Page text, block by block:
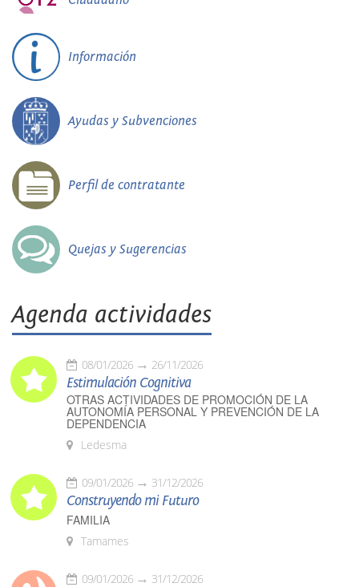
Información
Ayudas y Subvenciones
Perfil de contratante
Quejas y Sugerencias
Agenda actividades
08/01/2026 26/11/2026
Estimulación Cognitiva
OTRAS ACTIVIDADES DE PROMOCIÓN DE LA
AUTONOMÍA PERSONAL Y PREVENCIÓN DE LA
DEPENDENCIA
Ledesma
09/01/2026 31/12/2026
Construyendo mi Futuro
FAMILIA
Tamames
09/01/2026 31/12/2026